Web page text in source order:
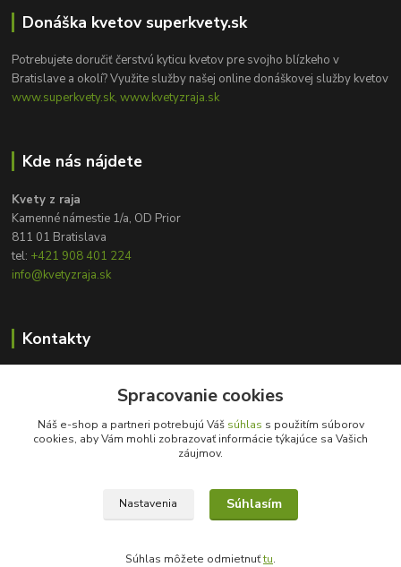
Donáška kvetov superkvety.sk
Potrebujete doručiť čerstvú kyticu kvetov pre svojho blízkeho v
Bratislave a okolí? Využite služby našej online donáškovej služby kvetov
www.superkvety.sk, www.kvetyzraja.sk
Kde nás nájdete
Kvety z raja
Kamenné námestie 1/a, OD Prior
811 01 Bratislava
tel: +421 908 401 224
info@kvetyzraja.sk
Kontakty
+421 908 401 224
info@kvetyzraja.sk
Spracovanie cookies
Náš e-shop a partneri potrebujú Váš súhlas s použitím súborov
cookies, aby Vám mohli zobrazovať informácie týkajúce sa Vašich
záujmov.
Nastavenia Súhlasím
Súhlas môžete odmietnuťtu.